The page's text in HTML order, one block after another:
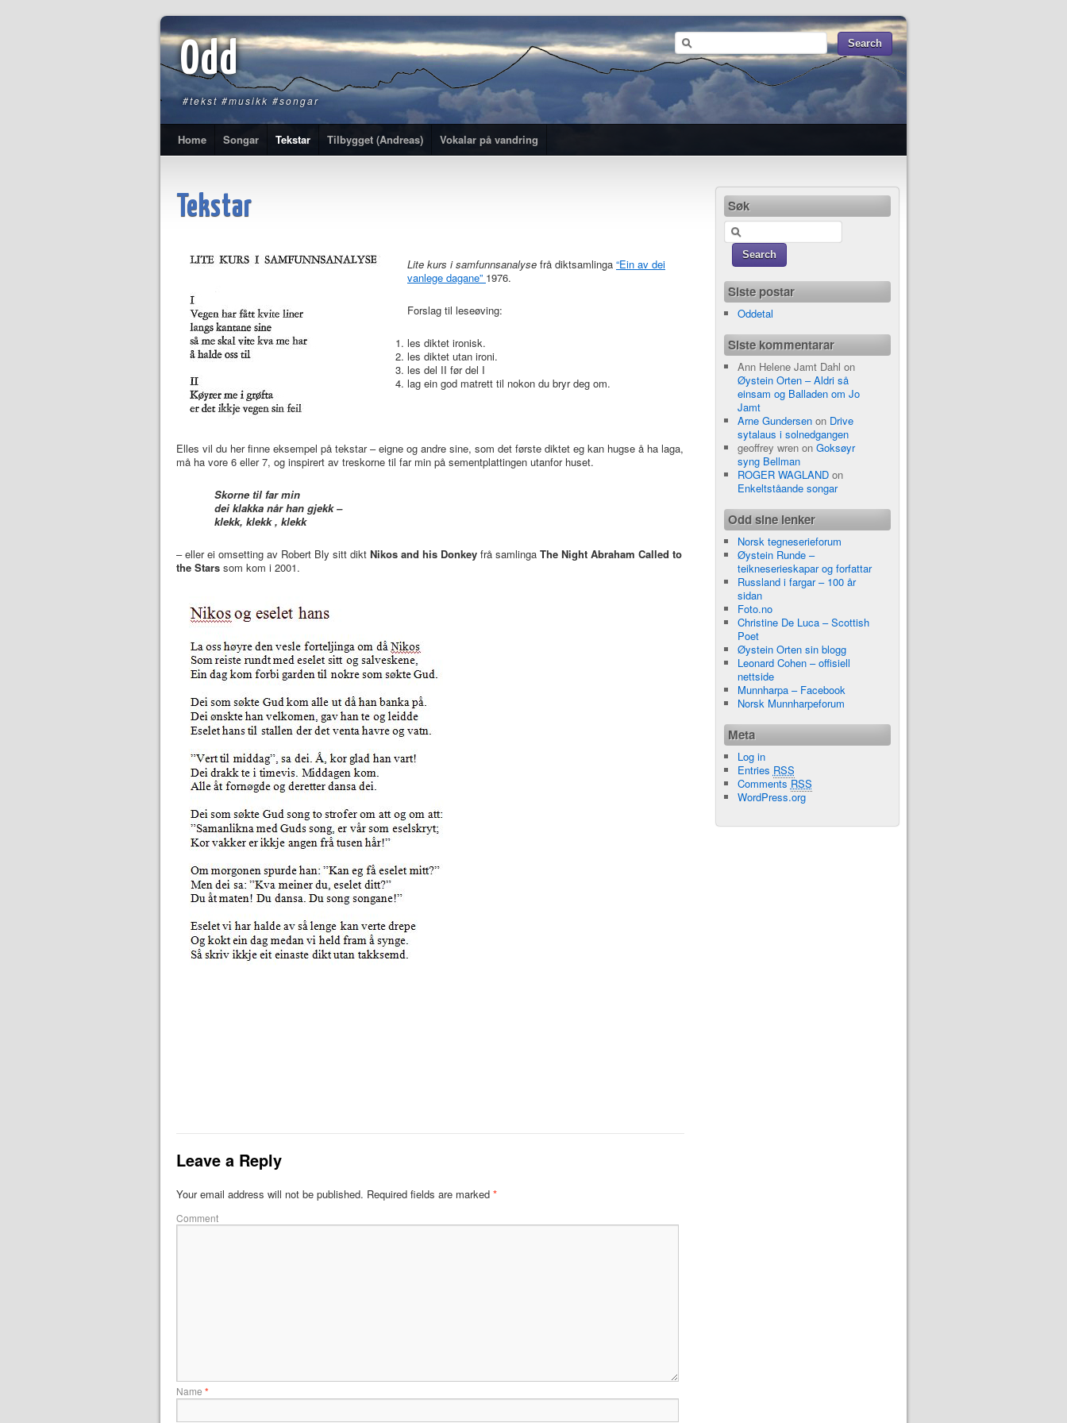
Odd
#tekst #musikk #songar
Home Songar Tekstar Tilbygget (Andreas) Vokalar på vandring
Tekstar
Lite kurs i samfunnsanalyse frå diktsamlinga “Ein av dei
vanlege dagane” 1976.
Forslag til leseøving:
les diktet ironisk.
les diktet utan ironi.
les del II før del I
lag ein god matrett til nokon du bryr deg om.
Elles vil du her finne eksempel på tekstar – eigne og andre sine, som det første diktet eg kan hugse å ha laga,
må ha vore 6 eller 7, og inspirert av treskorne til far min på sementplattingen utanfor huset.
Skorne til far min
dei klakka når han gjekk –
klekk, klekk , klekk
– eller ei omsetting av Robert Bly sitt dikt Nikos and his Donkey frå samlinga The Night Abraham Called to
the Stars som kom i 2001.
Leave a Reply
Your email address will not be published. Required fields are marked *
Comment
Name *
Søk
Siste postar
Oddetal
Siste kommentarar
Ann Helene Jamt Dahl on
Øystein Orten – Aldri så
einsam og Balladen om Jo
Jamt
Arne Gundersenon Drive
sytalaus i solnedgangen
geoffrey wrenon Goksøyr
syng Bellman
ROGER WAGLANDon
Enkeltståande songar
Odd sine lenker
Norsk tegneserieforum
Øystein Runde –
teikneserieskapar og forfattar
Russland i fargar – 100 år
sidan
Foto.no
Christine De Luca – Scottish
Poet
Øystein Orten sin blogg
Leonard Cohen – offisiell
nettside
Munnharpa – Facebook
Norsk Munnharpeforum
Meta
Log in
Entries RSS
CommentsRSS
WordPress.org